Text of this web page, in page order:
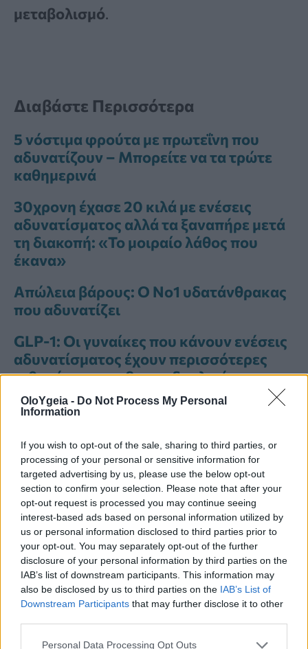
OloYgeia - Do Not Process My Personal
Information
If you wish to opt-out of the sale, sharing to third parties, or
processing of your personal or sensitive information for
targeted advertising by us, please use the below opt-out
section to confirm your selection. Please note that after your
opt-out request is processed you may continue seeing
interest-based ads based on personal information utilized by
us or personal information disclosed to third parties prior to
your opt-out. You may separately opt-out of the further
disclosure of your personal information by third parties on the
IAB’s list of downstream participants. This information may
also be disclosed by us to third parties on the IAB’s List of
Downstream Participants that may further disclose it to other
Personal Data Processing Opt Outs
μεταβολισμό.
Διαβάστε Περισσότερα
5 νόστιμα φρούτα με πρωτεΐνη που
αδυνατίζουν – Μπορείτε να τα τρώτε
καθημερινά
30χρονη έχασε 20 κιλά με ενέσεις
αδυνατίσματος αλλά τα ξαναπήρε μετά
τη διακοπή: «Το μοιραίο λάθος που
έκανα»
Απώλεια βάρους: Ο Νο1 υδατάνθρακας
που αδυνατίζει
GLP-1: Οι γυναίκες που κάνουν ενέσεις
αδυνατίσματος έχουν περισσότερες
πιθανότητες να βρουν δουλειά και
σύντροφο – Μελέτη του Harvard
ΑΠΏΛΕΙΑ ΒΆΡΟΥΣ ΚΑΚΆΟ ΚΑΝΈΛΑ
ΚΑΦΕΣ
Just in